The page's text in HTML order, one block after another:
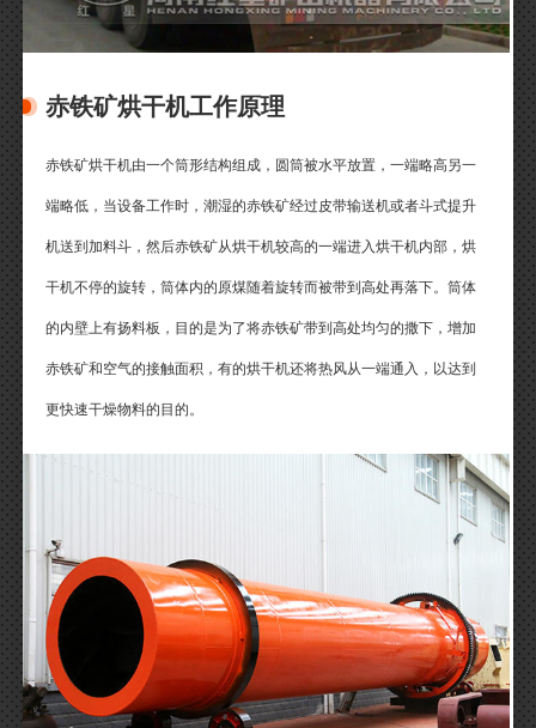
赤铁矿烘干机工作原理
赤铁矿烘干机由一个筒形结构组成，圆筒被水平放置，一端略高另一
端略低，当设备工作时，潮湿的赤铁矿经过皮带输送机或者斗式提升
机送到加料斗，然后赤铁矿从烘干机较高的一端进入烘干机内部，烘
干机不停的旋转，筒体内的原煤随着旋转而被带到高处再落下。筒体
的内壁上有扬料板，目的是为了将赤铁矿带到高处均匀的撒下，增加
赤铁矿和空气的接触面积，有的烘干机还将热风从一端通入，以达到
更快速干燥物料的目的。